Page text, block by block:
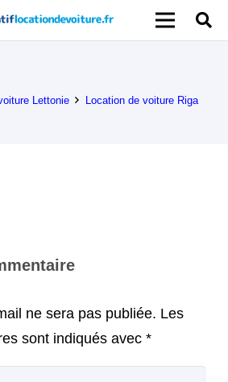
Lettonie
Location de voiture Riga
ne sera pas publiée. Les
sont indiqués avec *